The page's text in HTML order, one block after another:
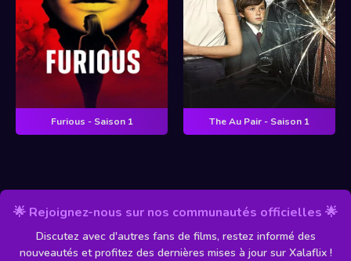
Furious - Saison 1 The Au Pair - Saison 1
🌟 Rejoignez-nous sur nos communautés officielles 🌟
Discutez avec d'autres fans de films, restez informé des
nouveautés et profitez des dernières mises à jour sur Xalaflix !